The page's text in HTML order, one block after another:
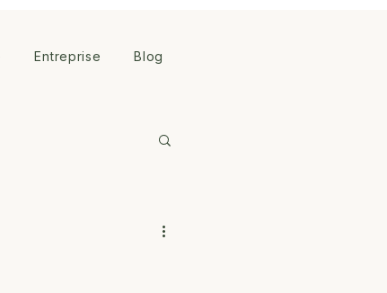
Entreprise Blog